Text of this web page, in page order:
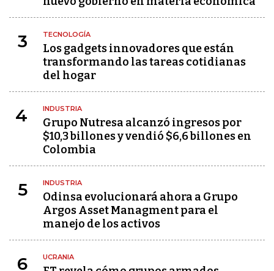
3 TECNOLOGÍA
Los gadgets innovadores que están
transformando las tareas cotidianas
del hogar
4 INDUSTRIA
Grupo Nutresa alcanzó ingresos por
$10,3 billones y vendió $6,6 billones en
Colombia
5 INDUSTRIA
Odinsa evolucionará ahora a Grupo
Argos Asset Managment para el
manejo de los activos
6 UCRANIA